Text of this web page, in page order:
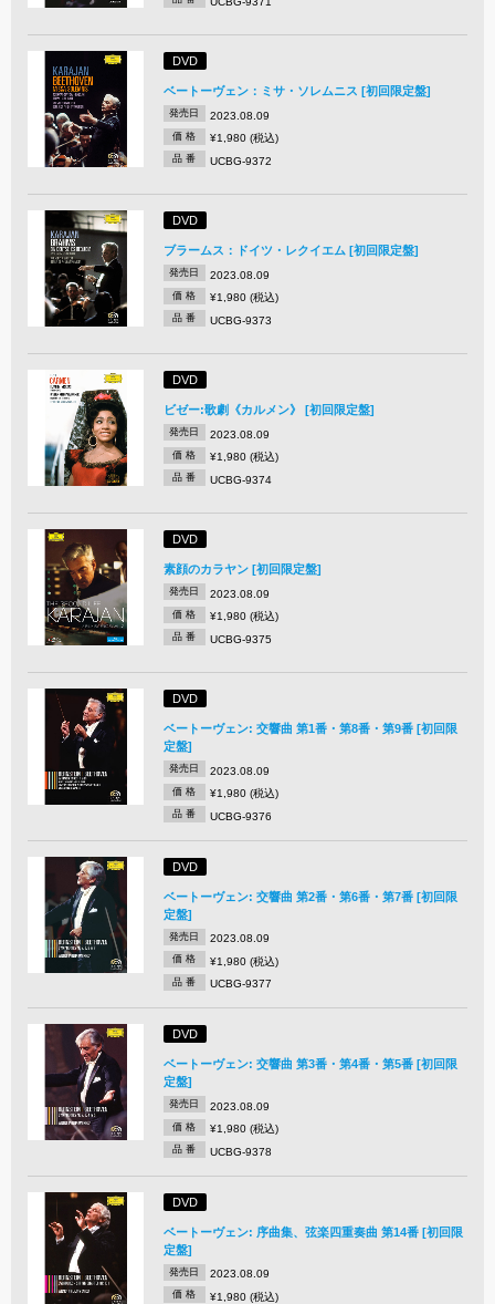
DVD
ベートーヴェン：ミサ・ソレムニス [初回限定盤]
発売日 2023.08.09
価 格 ¥1,980 (税込)
品 番 UCBG-9372
DVD
ブラームス：ドイツ・レクイエム [初回限定盤]
発売日 2023.08.09
価 格 ¥1,980 (税込)
品 番 UCBG-9373
DVD
ビゼー:歌劇《カルメン》 [初回限定盤]
発売日 2023.08.09
価 格 ¥1,980 (税込)
品 番 UCBG-9374
DVD
素顔のカラヤン [初回限定盤]
発売日 2023.08.09
価 格 ¥1,980 (税込)
品 番 UCBG-9375
DVD
ベートーヴェン: 交響曲 第1番・第8番・第9番 [初回限
定盤]
発売日 2023.08.09
価 格 ¥1,980 (税込)
品 番 UCBG-9376
DVD
ベートーヴェン: 交響曲 第2番・第6番・第7番 [初回限
定盤]
発売日 2023.08.09
価 格 ¥1,980 (税込)
品 番 UCBG-9377
DVD
ベートーヴェン: 交響曲 第3番・第4番・第5番 [初回限
定盤]
発売日 2023.08.09
価 格 ¥1,980 (税込)
品 番 UCBG-9378
DVD
ベートーヴェン: 序曲集、弦楽四重奏曲 第14番 [初回限
定盤]
発売日 2023.08.09
価 格 ¥1,980 (税込)